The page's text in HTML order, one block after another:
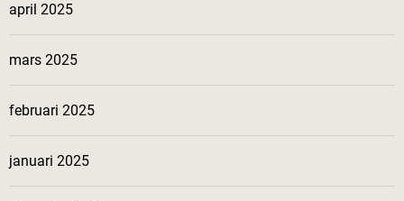
april 2025
mars 2025
februari 2025
januari 2025